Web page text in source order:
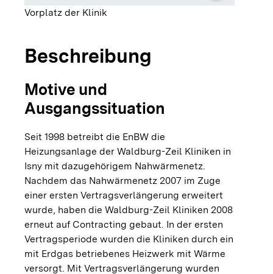
Vorplatz der Klinik
Beschreibung
Motive und
Ausgangssituation
Seit 1998 betreibt die EnBW die
Heizungsanlage der Waldburg-Zeil Kliniken in
Isny mit dazugehörigem Nahwärmenetz.
Nachdem das Nahwärmenetz 2007 im Zuge
einer ersten Vertragsverlängerung erweitert
wurde, haben die Waldburg-Zeil Kliniken 2008
erneut auf Contracting gebaut. In der ersten
Vertragsperiode wurden die Kliniken durch ein
mit Erdgas betriebenes Heizwerk mit Wärme
versorgt. Mit Vertragsverlängerung wurden